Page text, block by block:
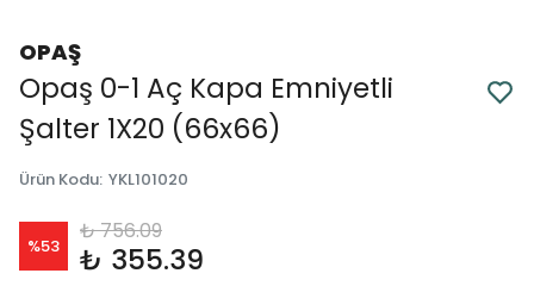
OPAŞ
Opaş 0-1 Aç Kapa Emniyetli
Şalter 1X20 (66x66)
Ürün Kodu: YKL101020
%53
₺ 756.09
₺ 355.39